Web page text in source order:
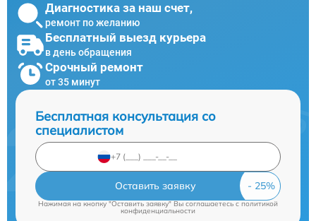
Диагностика за наш счет,
ремонт по желанию
Бесплатный выезд курьера
в день обращения
Срочный ремонт
от 35 минут
Бесплатная консультация со
специалистом
Оставить заявку
Нажимая на кнопку "Оставить заявку" Вы соглашаетесь cполитикой
конфиденциальности